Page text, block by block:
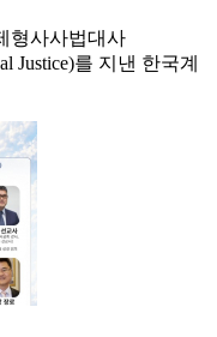
형사사법대사
Justice)를 지낸 한국계